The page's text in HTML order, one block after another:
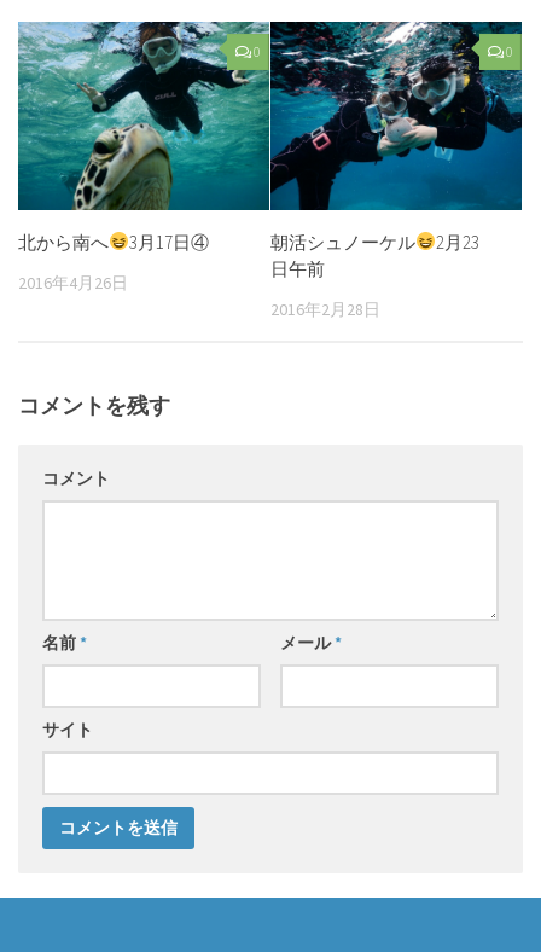
0
北から南へ 3月17日④
2016年4月26日
0
朝活シュノーケル
2月23
日午前
2016年2月28日
コメントを残す
コメント
名前* メール*
サイト